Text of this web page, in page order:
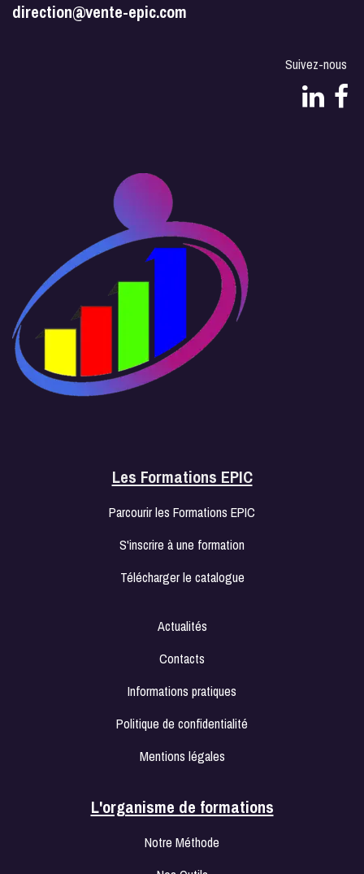
direction@vente-epic.com
Suivez-nous
Les Formations EPIC
Parcourir les Formations EPIC
S'inscrire à une formation
Télécharger le catalogue
Actualités
Contacts
Informations pratiques
Politique de confidentialité
Mentions légales
L'organisme de formations
Notre Méthode